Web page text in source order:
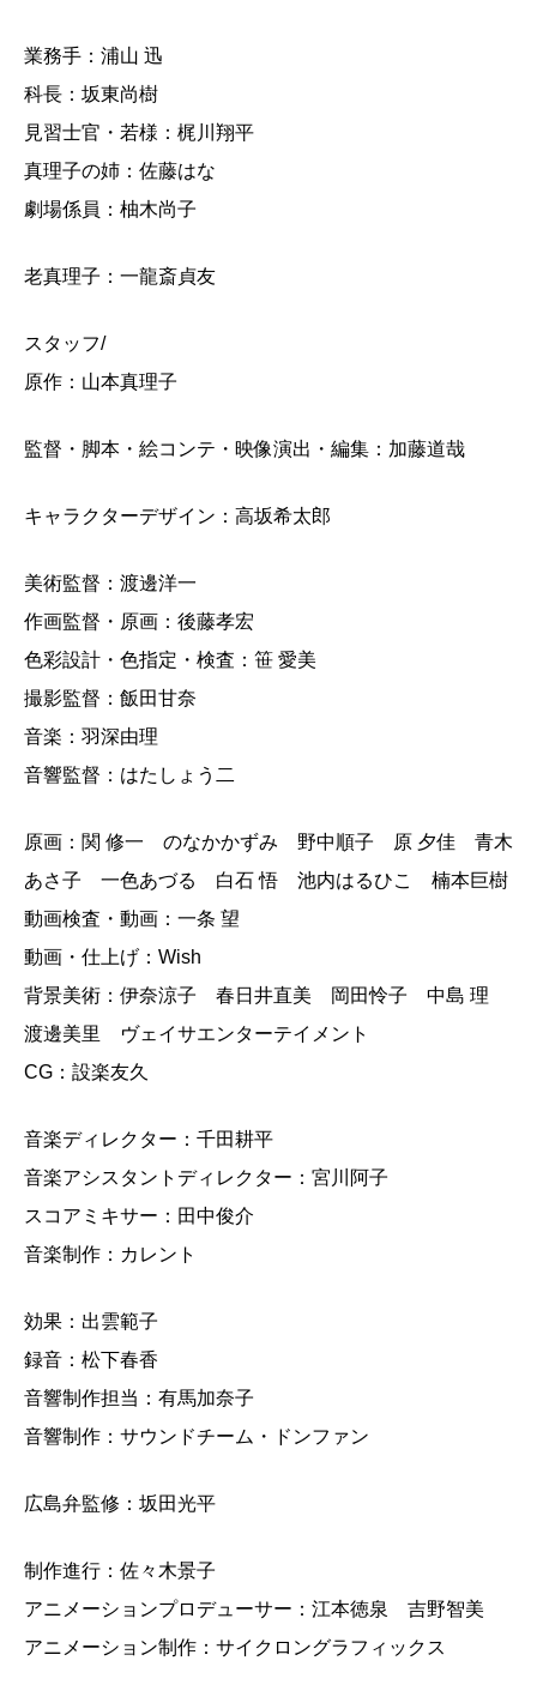
業務手：浦山 迅
科長：坂東尚樹
見習士官・若様：梶川翔平
真理子の姉：佐藤はな
劇場係員：柚木尚子
老真理子：一龍斎貞友
スタッフ/
原作：山本真理子
監督・脚本・絵コンテ・映像演出・編集：加藤道哉
キャラクターデザイン：高坂希太郎
美術監督：渡邊洋一
作画監督・原画：後藤孝宏
色彩設計・色指定・検査：笹 愛美
撮影監督：飯田甘奈
音楽：羽深由理
音響監督：はたしょう二
原画：関 修一 のなかかずみ 野中順子 原 夕佳 青木
あさ子 一色あづる 白石 悟 池内はるひこ 楠本巨樹
動画検査・動画：一条 望
動画・仕上げ：Wish
背景美術：伊奈涼子 春日井直美 岡田怜子 中島 理
渡邊美里 ヴェイサエンターテイメント
CG：設楽友久
音楽ディレクター：千田耕平
音楽アシスタントディレクター：宮川阿子
スコアミキサー：田中俊介
音楽制作：カレント
効果：出雲範子
録音：松下春香
音響制作担当：有馬加奈子
音響制作：サウンドチーム・ドンファン
広島弁監修：坂田光平
制作進行：佐々木景子
アニメーションプロデューサー：江本徳泉 吉野智美
アニメーション制作：サイクロングラフィックス